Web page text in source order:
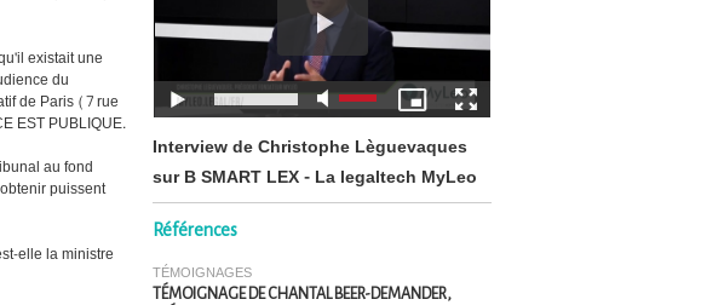
existait une
du
de Paris (7 rue
EST PUBLIQUE.
au fond
puissent
elle la ministre
Interview de Christophe Lèguevaques
sur B SMART LEX - La legaltech MyLeo
Références
TÉMOIGNAGES
TÉMOIGNAGE DE CHANTAL BEER-DEMANDER,